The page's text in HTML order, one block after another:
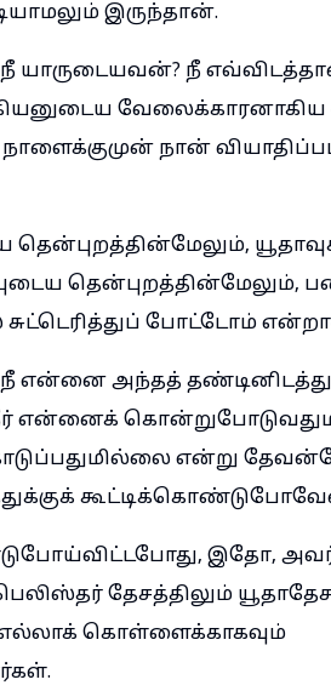
இருந்தான்.
நீ
வேலைக்காரனாகிய
நான்
தென்புறத்தின்மேலும்,
தென்புறத்தின்மேலும்,
போட்டோம்
என்னை அந்தத்
என்னைக்
என்று
இதோ,
பெலிஸ்தர் தேசத்திலும்
கொள்ளைக்காகவும்